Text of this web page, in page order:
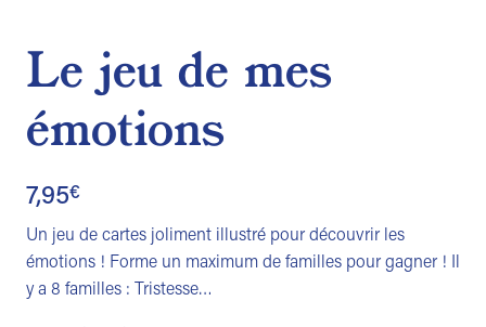
Le jeu de mes
émotions
7,95€
Un jeu de cartes joliment illustré pour découvrir les
émotions ! Forme un maximum de familles pour gagner ! Il
y a 8 familles : Tristesse…